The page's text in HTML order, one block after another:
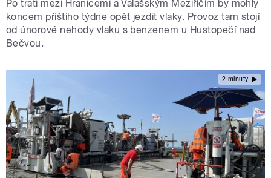
Po trati mezi Hranicemi a Valašským Meziříčím by mohly
koncem příštího týdne opět jezdit vlaky. Provoz tam stojí
od únorové nehody vlaku s benzenem u Hustopečí nad
Bečvou.
2 minuty